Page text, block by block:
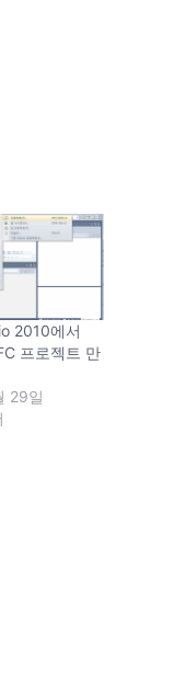
2010에서
프로젝트 만
29일